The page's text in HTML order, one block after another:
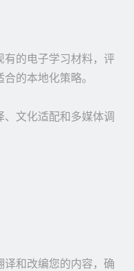
有的电子学习材料，评
的本地化策略。
文化适配和多媒体调
译和改编您的内容，确